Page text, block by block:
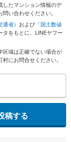
したマンション情報のデ
い合わせください。
省） および 「国土数値
タをもとに、LINEヤフー
区域は正確でない場合が
にお問合せください。
稿する